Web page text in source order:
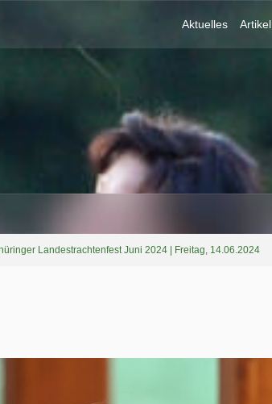
Aktuelles Artikel
Landestrachtenfest Juni 2024 | Freitag, 14.06.2024